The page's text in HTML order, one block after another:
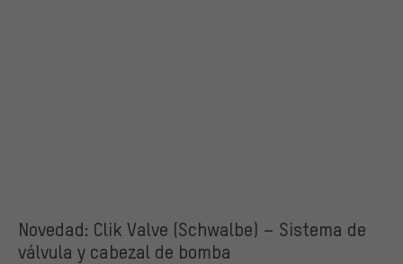
Novedad: Clik Valve (Schwalbe) – Sistema de
válvula y cabezal de bomba